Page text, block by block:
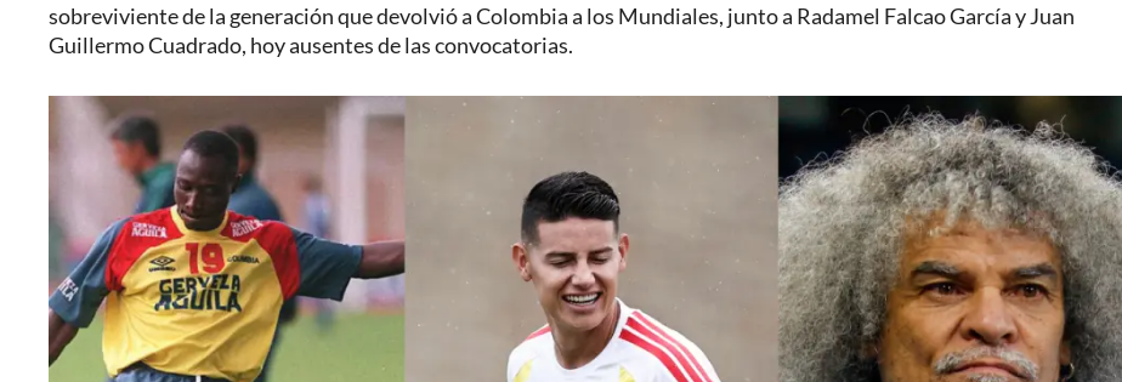
sobreviviente de la generación que devolvió a Colombia a los Mundiales, junto a Radamel Falcao García y Juan
Guillermo Cuadrado, hoy ausentes de las convocatorias.